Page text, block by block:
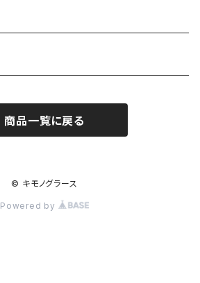
商品一覧に戻る
© キモノグラース
Powered by